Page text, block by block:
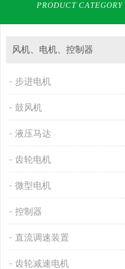
PRODUCT CATEGORY
风机、电机、控制器
步进电机
鼓风机
液压马达
齿轮电机
微型电机
控制器
直流调速装置
齿轮减速电机